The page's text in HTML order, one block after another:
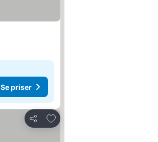
Se priser
Dela
Lägg till i Mina Favoriter